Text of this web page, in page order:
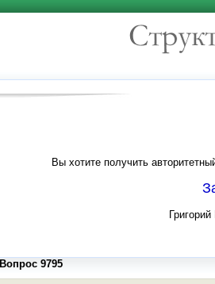
Вы хотите получить
Вопрос 9795